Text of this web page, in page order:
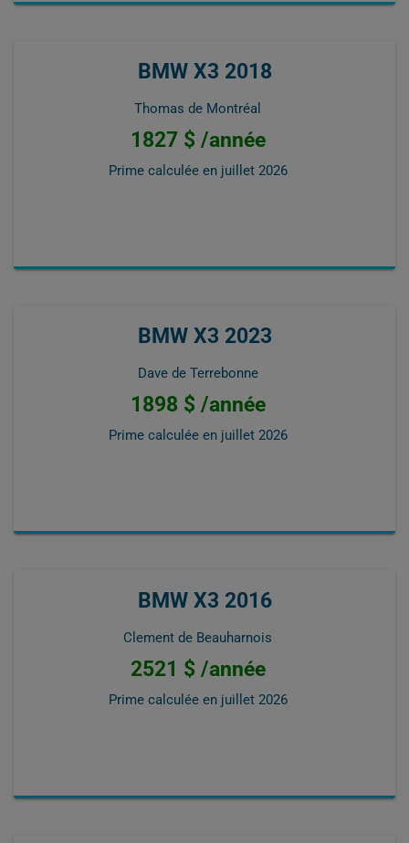
BMW X3 2018
Thomas de Montréal
1827 $ /année
Prime calculée en juillet 2026
BMW X3 2023
Dave de Terrebonne
1898 $ /année
Prime calculée en juillet 2026
BMW X3 2016
Clement de Beauharnois
2521 $ /année
Prime calculée en juillet 2026